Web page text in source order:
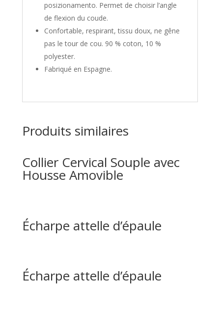
posizionamento. Permet de choisir l’angle
de flexion du coude.
Confortable, respirant, tissu doux, ne gêne
pas le tour de cou. 90 % coton, 10 %
polyester.
Fabriqué en Espagne.
Produits similaires
Collier Cervical Souple avec
Housse Amovible
Écharpe attelle d’épaule
Écharpe attelle d’épaule